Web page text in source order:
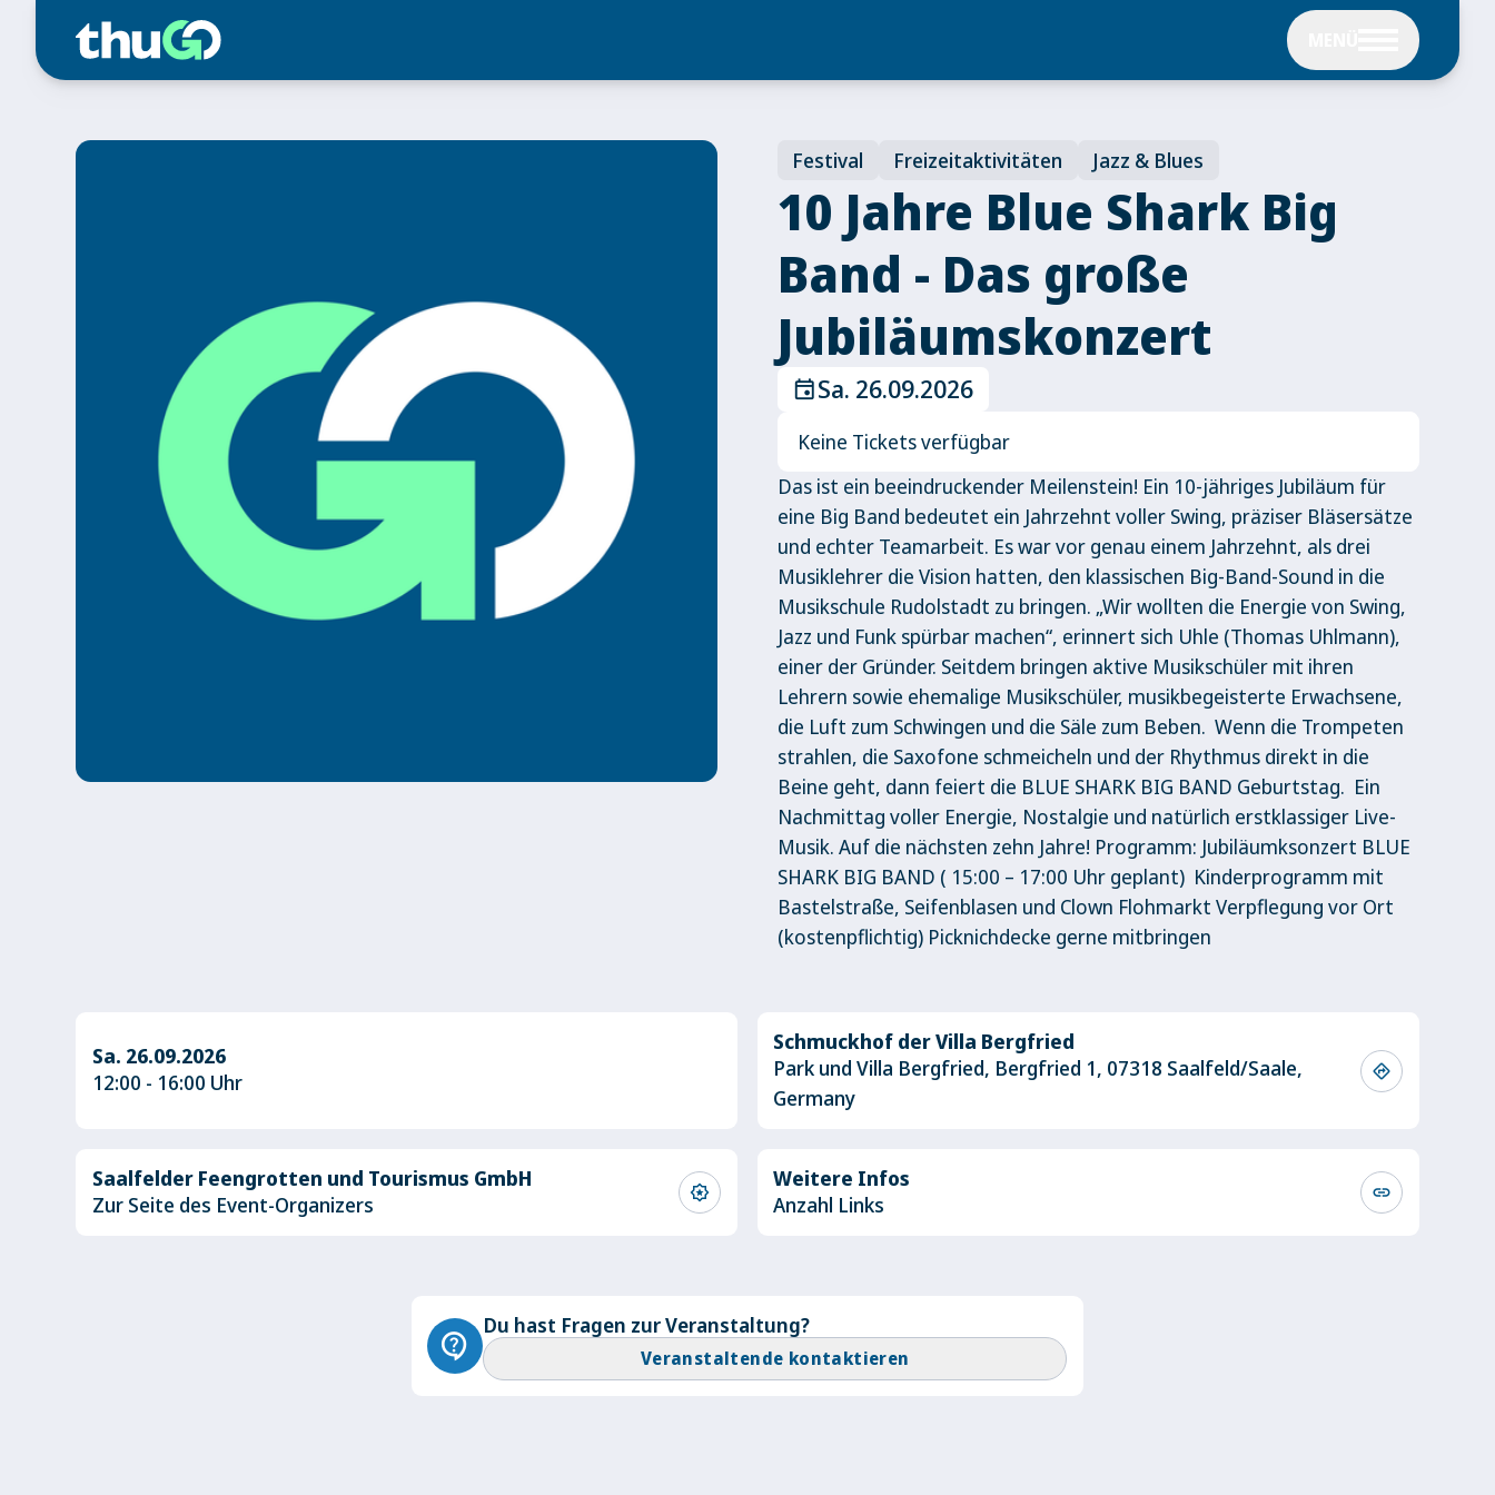
Festival Freizeitaktivitäten Jazz & Blues
10 Jahre Blue Shark Big
Band - Das große
Jubiläumskonzert
eventSa. 26.09.2026
Keine Tickets verfügbar
Das ist ein beeindruckender Meilenstein! Ein 10-jähriges Jubiläum für
eine Big Band bedeutet ein Jahrzehnt voller Swing, präziser Bläsersätze
und echter Teamarbeit. Es war vor genau einem Jahrzehnt, als drei
Musiklehrer die Vision hatten, den klassischen Big-Band-Sound in die
Musikschule Rudolstadt zu bringen. „Wir wollten die Energie von Swing,
Jazz und Funk spürbar machen“, erinnert sich Uhle (Thomas Uhlmann),
einer der Gründer. Seitdem bringen aktive Musikschüler mit ihren
Lehrern sowie ehemalige Musikschüler, musikbegeisterte Erwachsene,
die Luft zum Schwingen und die Säle zum Beben. Wenn die Trompeten
strahlen, die Saxofone schmeicheln und der Rhythmus direkt in die
Beine geht, dann feiert die BLUE SHARK BIG BAND Geburtstag. Ein
Nachmittag voller Energie, Nostalgie und natürlich erstklassiger Live-
Musik. Auf die nächsten zehn Jahre! Programm: Jubiläumksonzert BLUE
SHARK BIG BAND ( 15:00 – 17:00 Uhr geplant) Kinderprogramm mit
Bastelstraße, Seifenblasen und Clown Flohmarkt Verpflegung vor Ort
(kostenpflichtig) Picknichdecke gerne mitbringen
Sa. 26.09.2026
12:00 - 16:00 Uhr
Schmuckhof der Villa Bergfried
Park und Villa Bergfried, Bergfried 1, 07318 Saalfeld/Saale,
Germany
directions
Saalfelder Feengrotten und Tourismus GmbH
Zur Seite des Event-Organizers
award_star
Weitere Infos
Anzahl Links
link
contact_support Du hast Fragen zur Veranstaltung?
Veranstaltende kontaktieren